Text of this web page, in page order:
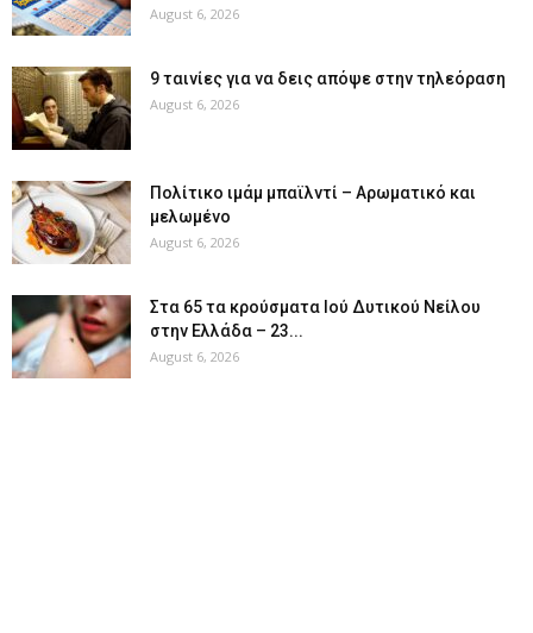
August 6, 2026
9 ταινίες για να δεις απόψε στην τηλεόραση
August 6, 2026
Πολίτικο ιμάμ μπαϊλντί – Αρωματικό και
μελωμένο
August 6, 2026
Στα 65 τα κρούσματα Ιού Δυτικού Νείλου
στην Ελλάδα – 23...
August 6, 2026